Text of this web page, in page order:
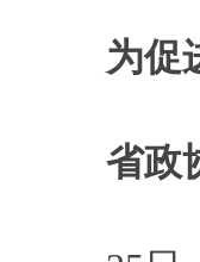
为促
省政